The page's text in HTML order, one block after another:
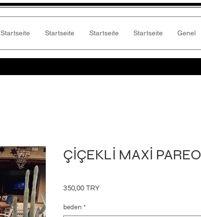
Startseite Startseite Startseite Startseite Genel
ÇİÇEKLİ MAXİ PAREO
350,00 TRYPreis
beden *